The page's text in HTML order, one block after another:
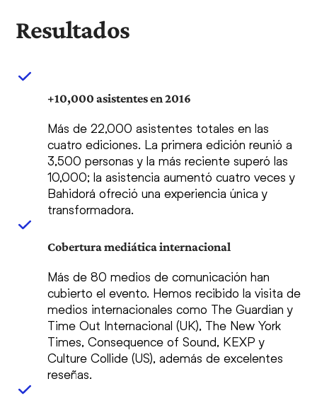
Resultados
+10,000 asistentes en 2016
Más de 22,000 asistentes totales en las
cuatro ediciones. La primera edición reunió a
3,500 personas y la más reciente superó las
10,000; la asistencia aumentó cuatro veces y
Bahidorá ofreció una experiencia única y
transformadora.
Cobertura mediática internacional
Más de 80 medios de comunicación han
cubierto el evento. Hemos recibido la visita de
medios internacionales como The Guardian y
Time Out Internacional (UK), The New York
Times, Consequence of Sound, KEXP y
Culture Collide (US), además de excelentes
reseñas.